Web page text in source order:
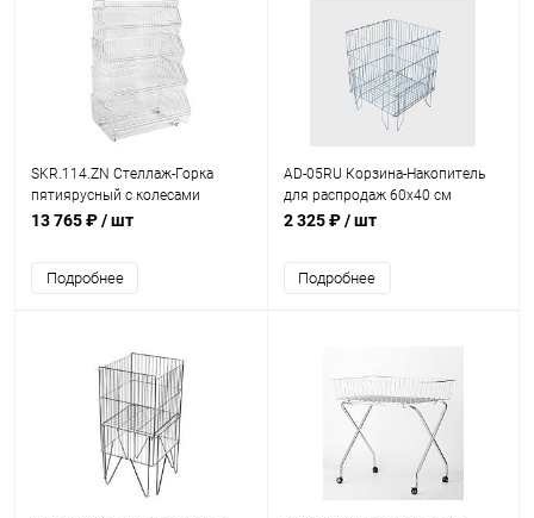
SKR.114.ZN Стеллаж-Горка
пятиярусный с колесами
1510х1000х665
13 765 ₽/ шт
Подробнее
AD-05RU Корзина-Накопитель
для распродаж 60x40 см
глубина 80 см, оцинкованная
2 325 ₽/ шт
Подробнее